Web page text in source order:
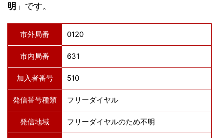
明 」です。
市外局番 0120
市内局番 631
加入者番号 510
発信番号種類 フリーダイヤル
発信地域 フリーダイヤルのため不明